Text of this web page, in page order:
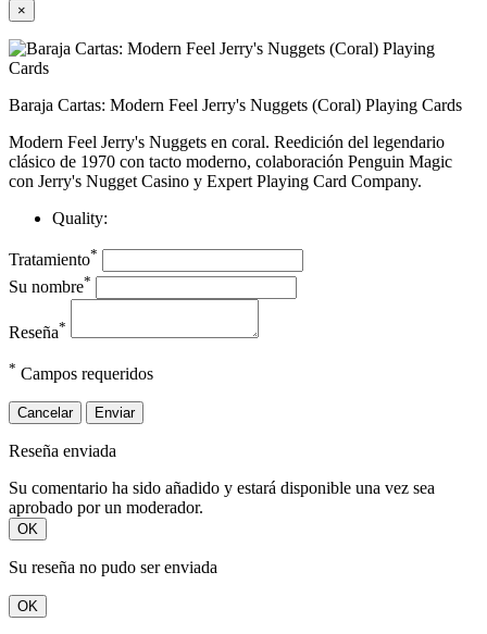
×
Baraja Cartas: Modern Feel Jerry's Nuggets (Coral) Playing Cards
Modern Feel Jerry's Nuggets en coral. Reedición del legendario
clásico de 1970 con tacto moderno, colaboración Penguin Magic
con Jerry's Nugget Casino y Expert Playing Card Company.
Quality:
Tratamiento*
Su nombre*
Reseña*
* Campos requeridos
Cancelar Enviar
Reseña enviada
Su comentario ha sido añadido y estará disponible una vez sea
aprobado por un moderador.
OK
Su reseña no pudo ser enviada
OK